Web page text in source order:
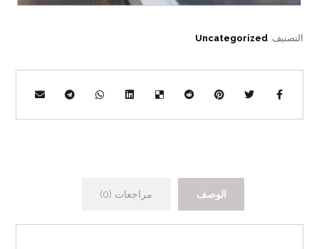
التصنيف:Uncategorized
الوصف مراجعات (0)